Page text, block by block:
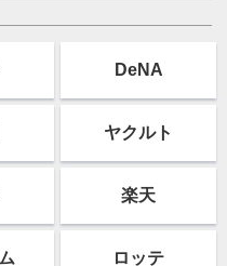
DeNA
ヤクルト
楽天
ロッテ